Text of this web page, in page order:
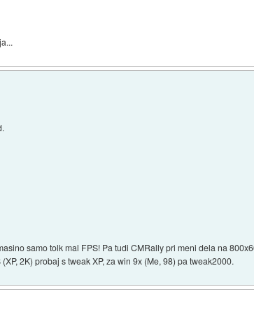
samo tolk mal FPS! Pa tudi CMRally pri meni dela na
2K) probaj s tweak XP, za win 9x (Me, 98) pa tweak2000.